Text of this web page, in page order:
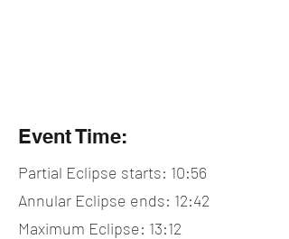
Event Time:
Partial Eclipse starts: 10:56
Annular Eclipse ends: 12:42
Maximum Eclipse: 13:12